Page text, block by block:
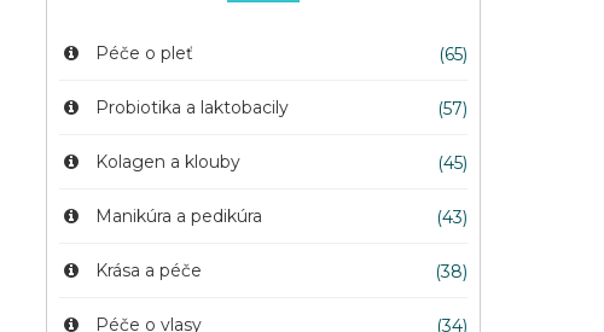
Péče o pleť (65)
Probiotika a laktobacily (57)
Kolagen a klouby (45)
Manikúra a pedikúra (43)
Krása a péče (38)
Péče o vlasy (34)